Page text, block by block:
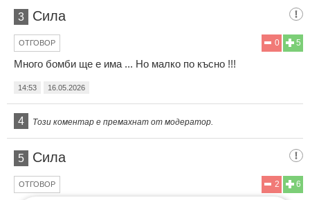
3 Сила
5
0
ОТГОВОР
Много бомби ще е има ... Но малко по късно !!!
14:53 16.05.2026
4 Този коментар е премахнат от модератор.
5 Сила
6
2
ОТГОВОР